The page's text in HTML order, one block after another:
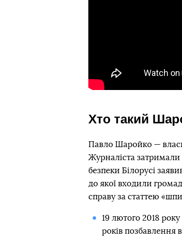
Хто такий
Павло Шаройко —
Журналіста затримали
безпеки Білорусі
до якої входили
справу за статтею
19 лютого 2018
років позбавлення